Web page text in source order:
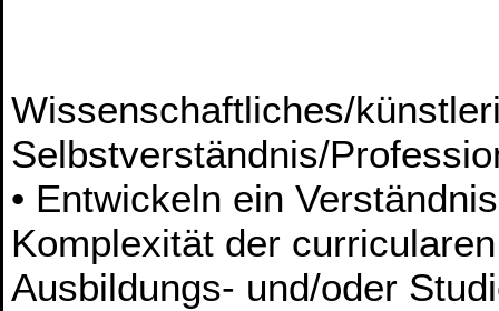
Wissenschaftliches/
Selbstverständnis/
• Entwickeln ein
Komplexität der
Ausbildungs- und/oder